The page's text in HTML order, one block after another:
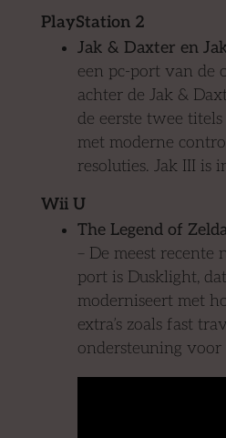
PlayStation 2
Jak & Daxter en
een pc-port van de
achter de Jak &
de eerste twee
met moderne
resoluties. Jak III is
Wii U
The Legend of
– De meest recente
port is Dusklight,
moderniseert met
extra’s zoals fast
ondersteuning voor